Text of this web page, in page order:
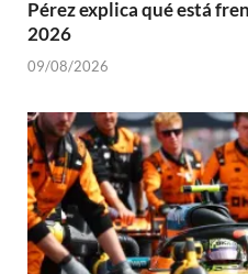
Pérez explica qué está
2026
09/08/2026